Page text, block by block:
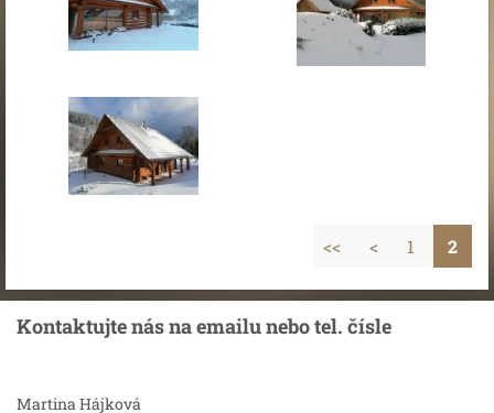
<< < 1 2
Kontaktujte nás na emailu nebo tel. čísle
Martina Hájková